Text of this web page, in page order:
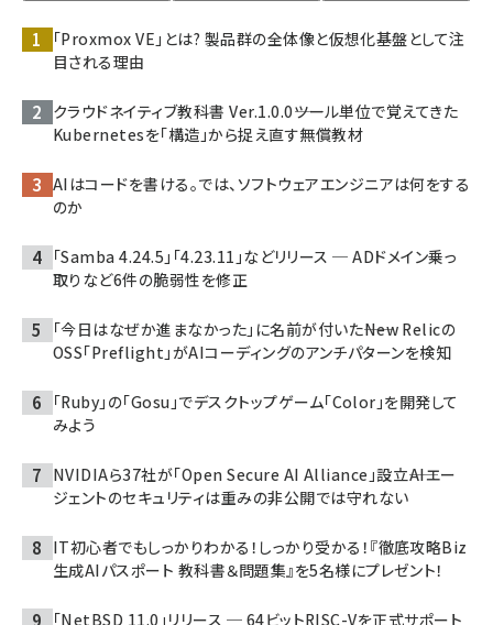
「Proxmox VE」とは? 製品群の全体像と仮想化基盤として注
目される理由
クラウドネイティブ教科書 Ver.1.0.0――ツール単位で覚えてきた
Kubernetesを「構造」から捉え直す無償教材
AIはコードを書ける。では、ソフトウェアエンジニアは何をする
のか
「Samba 4.24.5」「4.23.11」などリリース ─ ADドメイン乗っ
取りなど6件の脆弱性を修正
「今日はなぜか進まなかった」に名前が付いた――New Relicの
OSS「Preflight」がAIコーディングのアンチパターンを検知
「Ruby」の「Gosu」でデスクトップゲーム「Color」を開発して
みよう
NVIDIAら37社が「Open Secure AI Alliance」設立――AIエー
ジェントのセキュリティは重みの非公開では守れない
IT初心者でもしっかりわかる！しっかり受かる！『徹底攻略Biz
生成AIパスポート 教科書＆問題集』を5名様にプレゼント！
「NetBSD 11.0」リリース ─ 64ビットRISC-Vを正式サポート